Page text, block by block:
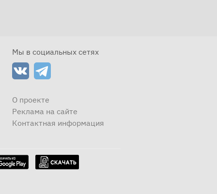
Мы в социальных сетях
О проекте
Реклама на сайте
Контактная информация